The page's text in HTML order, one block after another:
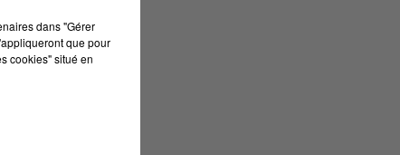
dans "Gérer
que pour
cookies" situé en